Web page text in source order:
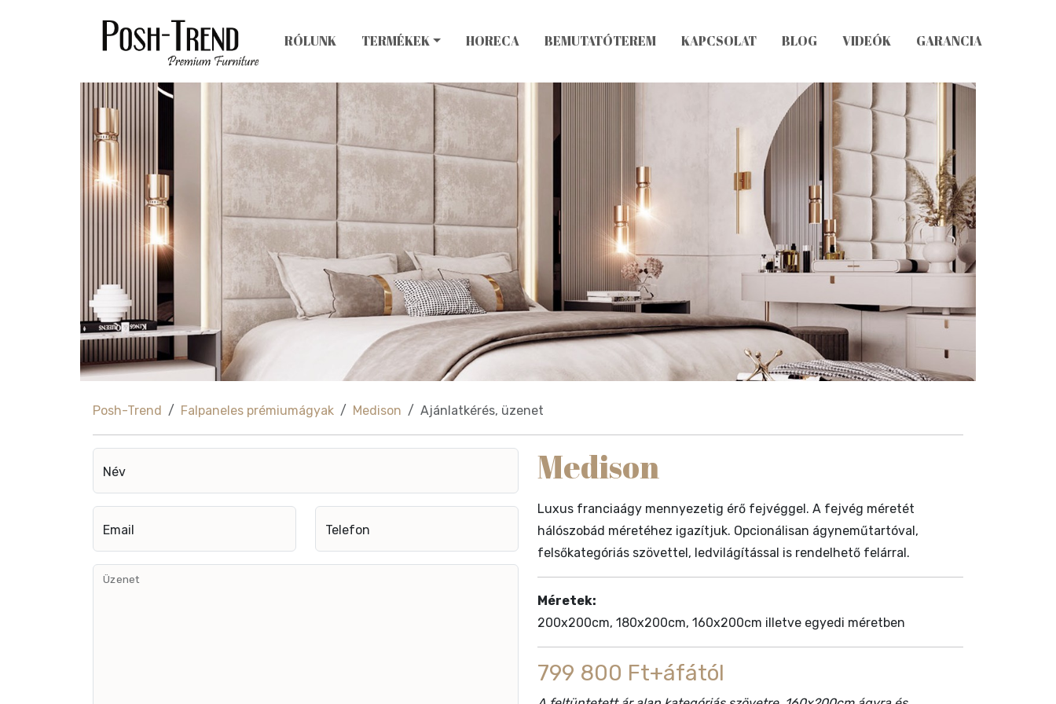
RÓLUNK TERMÉKEK HORECA BEMUTATÓTEREM KAPCSOLAT BLOG VIDEÓK GARANCIA
Posh-Trend Falpaneles prémiumágyak Medison Ajánlatkérés, üzenet
Név
Email Telefon
Üzenet
Medison
Luxus franciaágy mennyezetig érő fejvéggel. A fejvég méretét
hálószobád méretéhez igazítjuk. Opcionálisan ágyneműtartóval,
felsőkategóriás szövettel, ledvilágítással is rendelhető felárral.
Méretek:
200x200cm, 180x200cm, 160x200cm illetve egyedi méretben
799 800 Ft+áfától